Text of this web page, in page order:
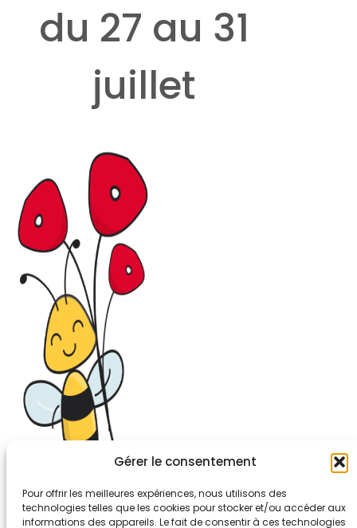
Gérer le consentement
Pour offrir les meilleures expériences, nous utilisons des
technologies telles que les cookies pour stocker et/ou accéder aux
informations des appareils. Le fait de consentir à ces technologies
du 27 au 31
juillet